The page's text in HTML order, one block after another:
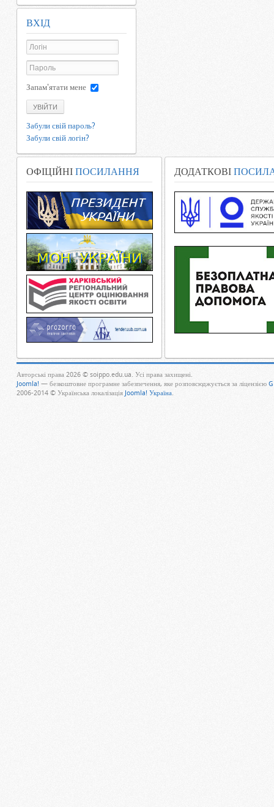
ВХІД
Запам'ятати мене
УВІЙТИ
Забули свій пароль?
Забули свій логін?
ОФІЦІЙНІ ПОСИЛАННЯ ДОДАТКОВІ
Авторські права 2026 © soippo.edu.ua. Усі права захищені.
Joomla! — безкоштовне програмне забезпечення, яке розповсюджується за ліцензією
2006-2014 © Українська локалізація Joomla! Україна.